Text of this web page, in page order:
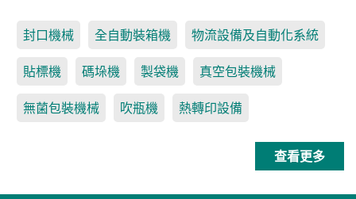
封口機械 全自動裝箱機 物流設備及自動化系統
貼標機 碼垛機 製袋機 真空包裝機械
無菌包裝機械 吹瓶機 熱轉印設備
查看更多